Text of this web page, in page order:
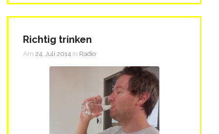
Richtig trinken
Am 24. Juli 2014 in Radio